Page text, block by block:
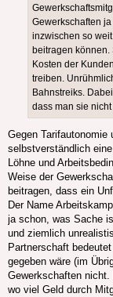
Gewerkschaften
inzwischen so
beitragen können.
Kosten der
treiben.
Bahnstreiks.
dass man sie
Gegen
selbstverständlich
Löhne und
Weise der
beitragen, dass ein
Der Name
ja schon, was Sache
und ziemlich
Partnerschaft
gegeben wäre (im
Gewerkschaften
wo viel Geld durch